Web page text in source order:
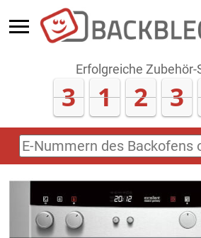
Erfolgreiche Zubehör-
3 1 2 3
E-
Nummern
Zubehörs
(keine
Sonderzeichen)